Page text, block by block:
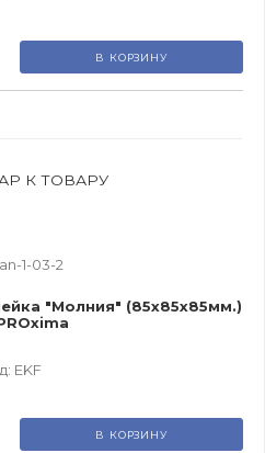
В КОРЗИНУ
К ТОВАРУ
an-1-03-2
"Молния" (85х85х85мм.)
EKF
В КОРЗИНУ